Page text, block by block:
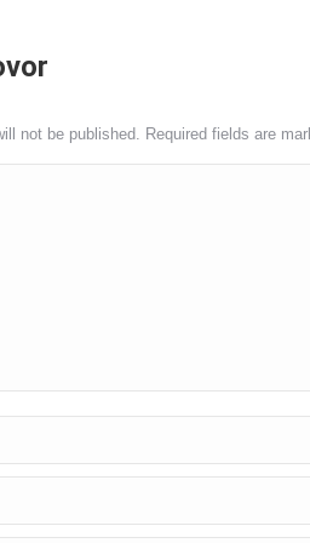
not be published. Required fields are